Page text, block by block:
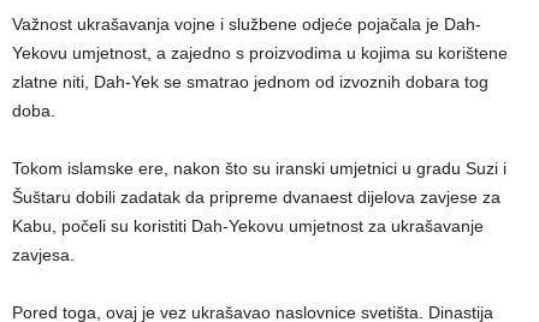
Važnost ukrašavanja vojne i službene odjeće pojačala je Dah-
Yekovu umjetnost, a zajedno s proizvodima u kojima su korištene
zlatne niti, Dah-Yek se smatrao jednom od izvoznih dobara tog
doba.
Tokom islamske ere, nakon što su iranski umjetnici u gradu Suzi i
Šuštaru dobili zadatak da pripreme dvanaest dijelova zavjese za
Kabu, počeli su koristiti Dah-Yekovu umjetnost za ukrašavanje
zavjesa.
Pored toga, ovaj je vez ukrašavao naslovnice svetišta. Dinastija